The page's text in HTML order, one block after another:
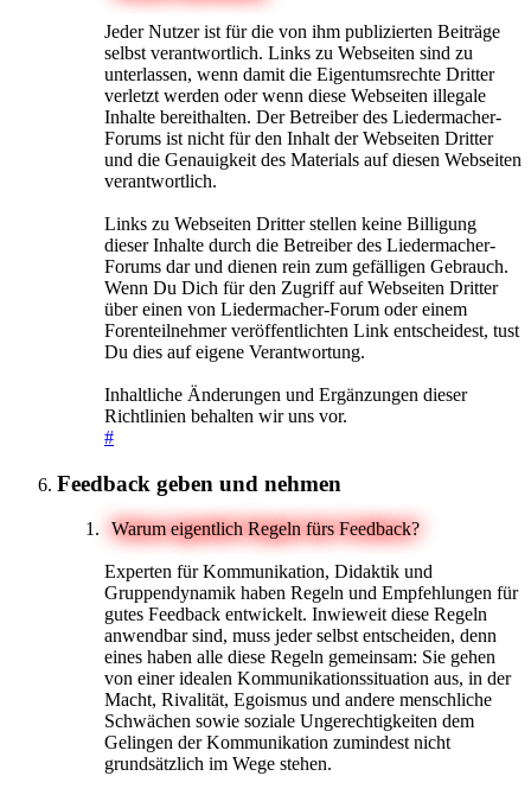
Jeder Nutzer ist für die von ihm publizierten Beiträge
selbst verantwortlich. Links zu Webseiten sind zu
unterlassen, wenn damit die Eigentumsrechte Dritter
verletzt werden oder wenn diese Webseiten illegale
Inhalte bereithalten. Der Betreiber des Liedermacher-
Forums ist nicht für den Inhalt der Webseiten Dritter
und die Genauigkeit des Materials auf diesen Webseiten
verantwortlich.
Links zu Webseiten Dritter stellen keine Billigung
dieser Inhalte durch die Betreiber des Liedermacher-
Forums dar und dienen rein zum gefälligen Gebrauch.
Wenn Du Dich für den Zugriff auf Webseiten Dritter
über einen von Liedermacher-Forum oder einem
Forenteilnehmer veröffentlichten Link entscheidest, tust
Du dies auf eigene Verantwortung.
Inhaltliche Änderungen und Ergänzungen dieser
Richtlinien behalten wir uns vor.
#
Feedback geben und nehmen
Warum eigentlich Regeln fürs Feedback?
Experten für Kommunikation, Didaktik und
Gruppendynamik haben Regeln und Empfehlungen für
gutes Feedback entwickelt. Inwieweit diese Regeln
anwendbar sind, muss jeder selbst entscheiden, denn
eines haben alle diese Regeln gemeinsam: Sie gehen
von einer idealen Kommunikationssituation aus, in der
Macht, Rivalität, Egoismus und andere menschliche
Schwächen sowie soziale Ungerechtigkeiten dem
Gelingen der Kommunikation zumindest nicht
grundsätzlich im Wege stehen.